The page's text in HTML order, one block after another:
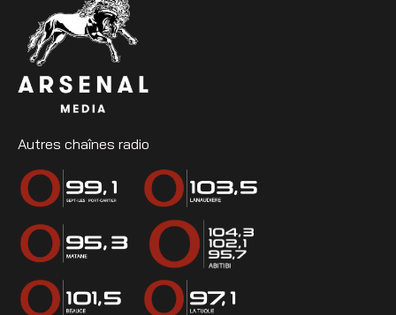
Autres chaînes radio